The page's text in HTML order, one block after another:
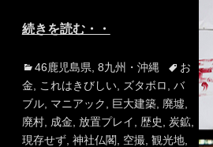
続きを読む・・
Categories
46鹿児島県 8九州・沖縄 Tags
お
金
これはきびしい, ズタボロ
バ
ブル, マニアック 巨大建築, 廃墟
廃村, 成金 放置プレイ 歴史 炭鉱,
現存せず, 神社仏閣 空撮, 観光地,